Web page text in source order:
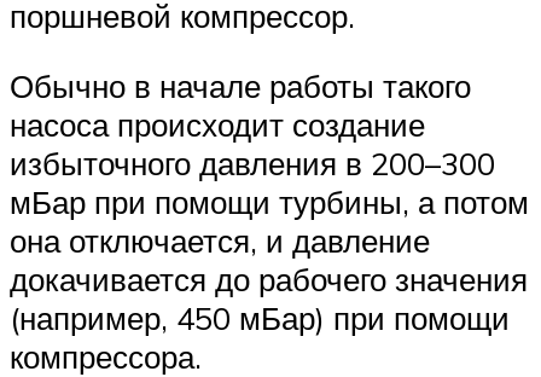
поршневой компрессор.
Обычно в начале работы такого
насоса происходит создание
избыточного давления в 200–300
мБар при помощи турбины, а потом
она отключается, и давление
докачивается до рабочего значения
(например, 450 мБар) при помощи
компрессора.